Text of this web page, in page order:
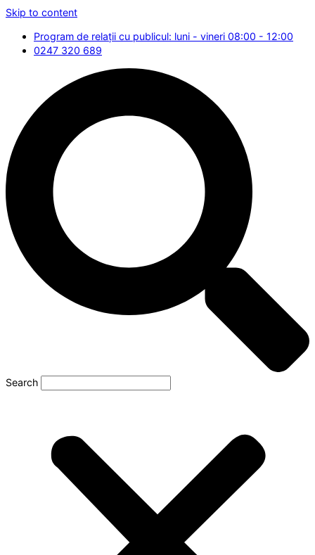
Skip to content
Program de relații cu publicul: luni - vineri 08:00 - 12:00
0247 320 689
Search